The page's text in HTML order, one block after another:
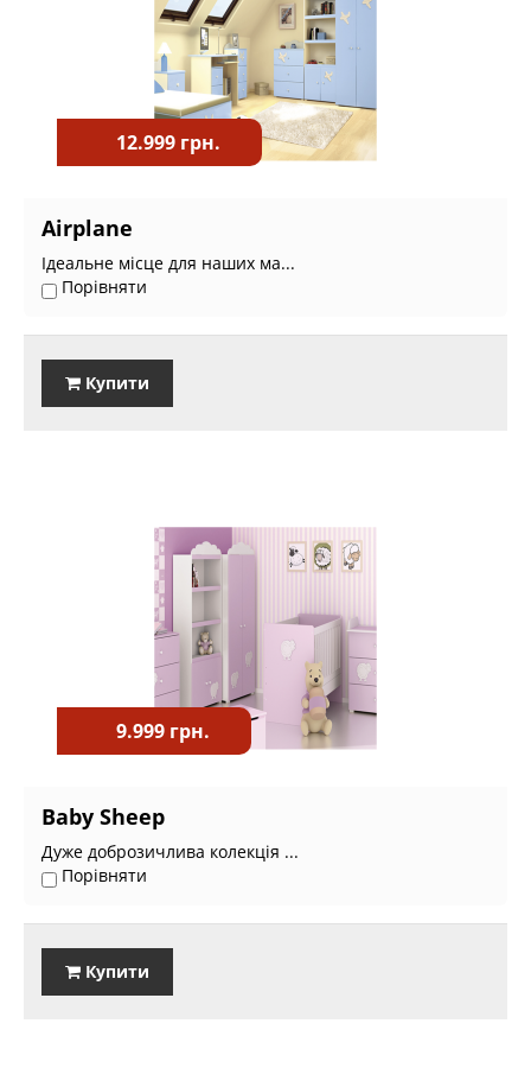
12.999 грн.
Airplane
Ідеальне місце для наших ма...
Порівняти
Купити
9.999 грн.
Baby Sheep
Дуже доброзичлива колекція ...
Порівняти
Купити